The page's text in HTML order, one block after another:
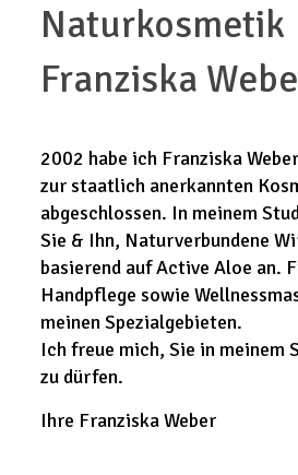
Naturkosmetik
Franziska
2002 habe ich Franziska
zur staatlich anerkannten
abgeschlossen. In meinem
Sie & Ihn, Naturverbundene
basierend auf Active Aloe an.
Handpflege sowie
meinen Spezialgebieten.
Ich freue mich, Sie in meinem
zu dürfen.
Ihre Franziska Weber